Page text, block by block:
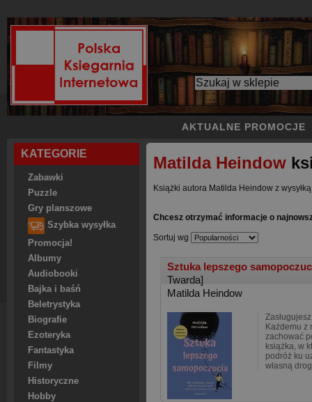
AKTUALNE PROMOCJE
KATEGORIE
Zabawki
Puzzle
Gry planszowe
Szybka wysyłka
Promocja!
Albumy
Audiobooki
Bajka i baśń
Beletrystyka
Biografie
Ezoteryka
Fantastyka
Filmy
Historyczne
Hobby
Matilda Heindow
Książki autora Matilda Heindow z
Chcesz otrzymać informacje o
Sortuj wg
Sztuka lepszego
Twarda]
Matilda Heindow
Każdemu z
zachować
książka, w
podróż ku
własną